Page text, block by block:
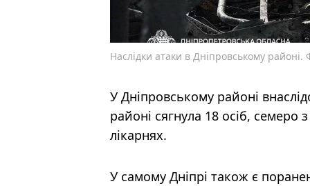
Наслідки атаки в Дніпровському
У Дніпровському районі
районі сягнула 18 осіб, семеро
лікарнях.
У самому Дніпрі також є